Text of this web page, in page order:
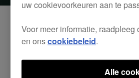
uw cookievoorkeuren aan te
Voor meer informatie, raadpleeg
en onscookiebeleid.
Alle